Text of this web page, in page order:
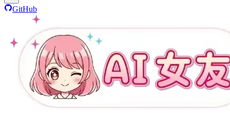
GitHub